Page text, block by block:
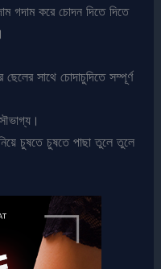
গদাম করে চোদন দিতে দিতে
সাথে চোদাচুদিতে সম্পূর্ণ
চুষতে চুষতে পাছা তুলে তুলে